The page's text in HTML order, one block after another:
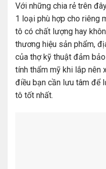
Với những chia rẻ trên
1 loại phù hợp cho riêng
tô có chất lượng hay
thương hiệu sản phẩm,
của thợ kỹ thuật đảm
tính thẩm mỹ khi lắp nên
điều bạn cần lưu tâm để
tô tốt nhất.